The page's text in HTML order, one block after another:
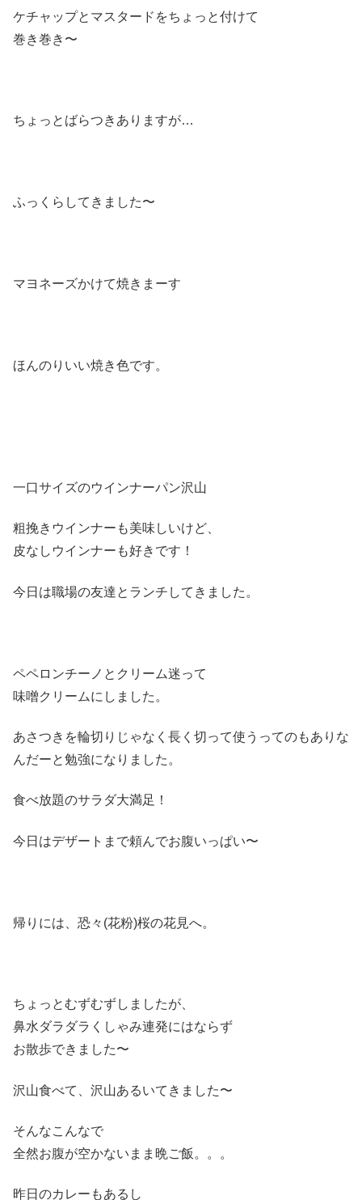
ケチャップとマスタードをちょっと付けて
巻き巻き〜
ちょっとばらつきありますが…
ふっくらしてきました〜
マヨネーズかけて焼きまーす
ほんのりいい焼き色です。
一口サイズのウインナーパン沢山
粗挽きウインナーも美味しいけど、
皮なしウインナーも好きです！
今日は職場の友達とランチしてきました。
ペペロンチーノとクリーム迷って
味噌クリームにしました。
あさつきを輪切りじゃなく長く切って使うってのもありな
んだーと勉強になりました。
食べ放題のサラダ大満足！
今日はデザートまで頼んでお腹いっぱい〜
帰りには、恐々(花粉)桜の花見へ。
ちょっとむずむずしましたが、
鼻水ダラダラくしゃみ連発にはならず
お散歩できました〜
沢山食べて、沢山あるいてきました〜
そんなこんなで
全然お腹が空かないまま晩ご飯。。。
昨日のカレーもあるし